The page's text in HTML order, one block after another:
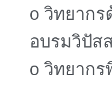
o วิทยาก
อบรมวิปัส
o วิทยากร